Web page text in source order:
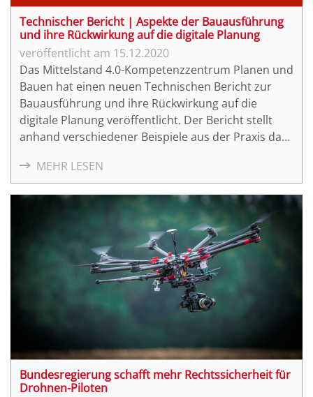
Technischer Bericht | Aspekte der Bauausführung
und ihre Rückwirkung auf die digitale Planung
15.12.2020
Das Mittelstand 4.0-Kompetenzzentrum Planen und
Bauen hat einen neuen Technischen Bericht zur
Bauausführung und ihre Rückwirkung auf die
digitale Planung veröffentlicht. Der Bericht stellt
anhand verschiedener Beispiele aus der Praxis dar,
für das digitale Aufmaß bei der Umsetzung von
Bauvorhaben helfen können.
MEHR LESEN
Bundesregierung schafft mehr Rechtssicherheit für
Drohnen-Piloten